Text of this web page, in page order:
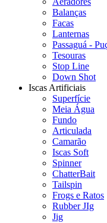
Balanças
Facas
Lanternas
Passaguá -
Tesouras
Stop Line
Down Shot
Iscas Artificiais
Superfície
Meia Água
Fundo
Articulada
Camarão
Iscas Soft
Spinner
ChatterBait
Tailspin
Frogs e Ratos
Rubber JIg
Jig